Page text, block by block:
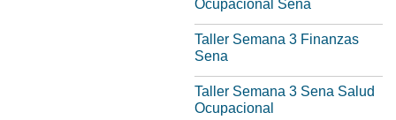
Ocupacional Sena
Taller Semana 3 Finanzas
Sena
Taller Semana 3 Sena Salud
Ocupacional